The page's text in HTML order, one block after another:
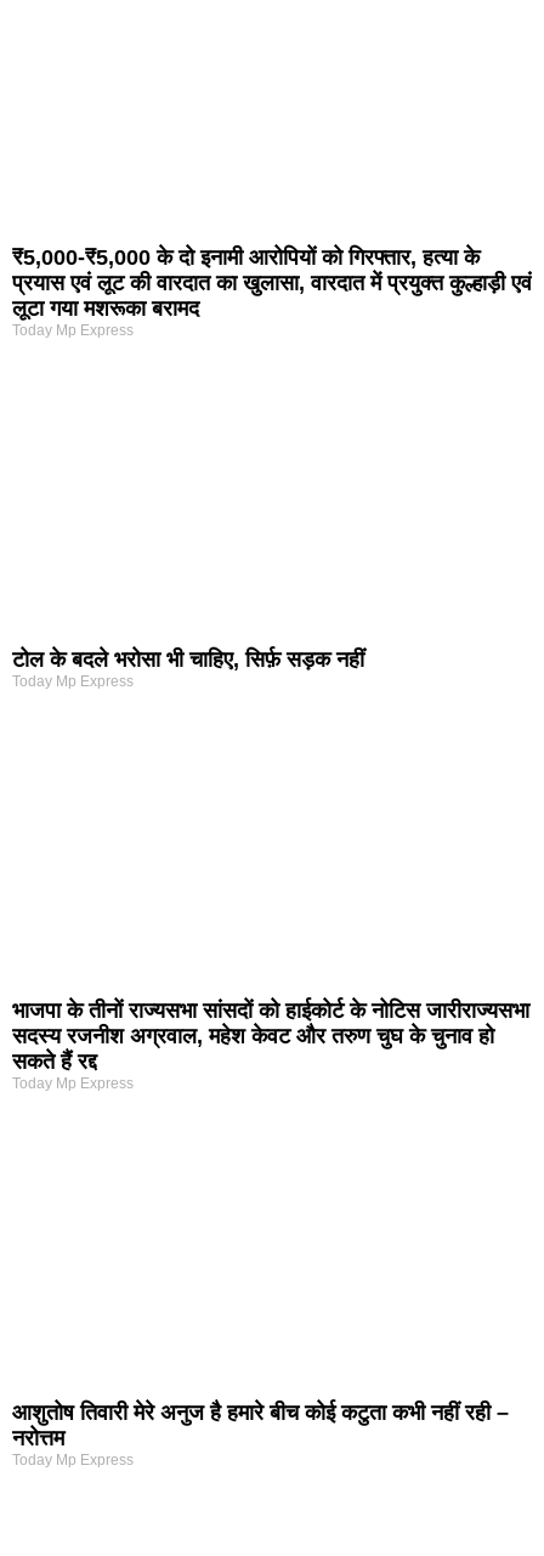
₹5,000-₹5,000 के दो इनामी आरोपियों को गिरफ्तार, हत्या के
प्रयास एवं लूट की वारदात का खुलासा, वारदात में प्रयुक्त कुल्हाड़ी एवं
लूटा गया मशरूका बरामद
Today Mp Express
टोल के बदले भरोसा भी चाहिए, सिर्फ़ सड़क नहीं
Today Mp Express
भाजपा के तीनों राज्यसभा सांसदों को हाईकोर्ट के नोटिस जारीराज्यसभा
सदस्य रजनीश अग्रवाल, महेश केवट और तरुण चुघ के चुनाव हो
सकते हैं रद्द
Today Mp Express
आशुतोष तिवारी मेरे अनुज है हमारे बीच कोई कटुता कभी नहीं रही –
नरोत्तम
Today Mp Express